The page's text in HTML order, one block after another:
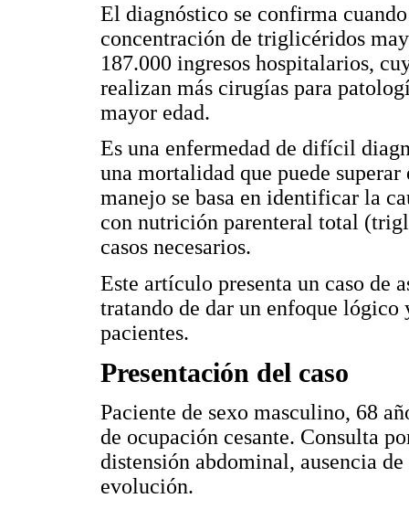
El diagnóstico se confirma
concentración de triglicéridos
187.000 ingresos hospitalarios,
realizan más cirugías para
mayor edad.
Es una enfermedad de difícil
una mortalidad que puede
manejo se basa en identificar la
con nutrición parenteral total
casos necesarios.
Este artículo presenta un caso de
tratando de dar un enfoque lógico
pacientes.
Presentación del caso
Paciente de sexo masculino, 68
de ocupación cesante. Consulta
distensión abdominal, ausencia
evolución.